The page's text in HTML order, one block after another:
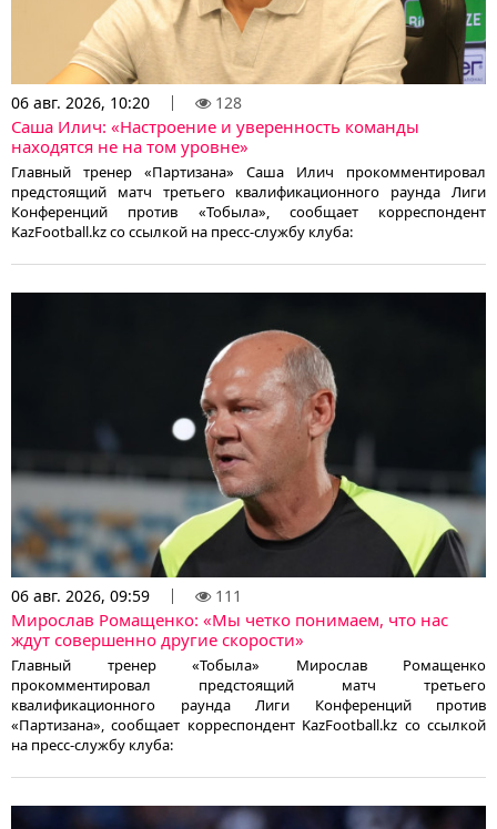
06 авг. 2026, 10:20 128
Саша Илич: «Настроение и уверенность команды
находятся не на том уровне»
Главный тренер «Партизана» Саша Илич прокомментировал
предстоящий матч третьего квалификационного раунда Лиги
Конференций против «Тобыла», сообщает корреспондент
KazFootball.kz со ссылкой на пресс-службу клуба:
06 авг. 2026, 09:59 111
Мирослав Ромащенко: «Мы четко понимаем, что нас
ждут совершенно другие скорости»
Главный тренер «Тобыла» Мирослав Ромащенко
прокомментировал предстоящий матч третьего
квалификационного раунда Лиги Конференций против
«Партизана», сообщает корреспондент KazFootball.kz со ссылкой
на пресс-службу клуба: